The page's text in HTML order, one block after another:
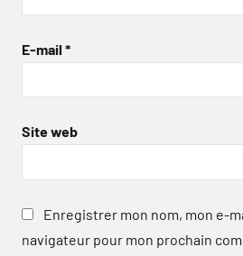
E-mail *
Site web
Enregistrer mon nom, mon e-
navigateur pour mon prochain